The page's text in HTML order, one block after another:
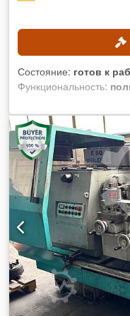
момент: 35 Нм
мм Ход по оси Z: 575
перемещения
оси Z: 30 м/мин
подачи Подача по
C: 1–2000 об/мин
управления: Mazatrol
КОМПЛЕКТАЦИЯ
Состояние: готов к
Функциональность:
модель контроллера:
максимальная
Минимальной цены нет
самой высокой
Ходы Ось X: 600 мм
–120 до +30 ° Ось C:
Шпиндель Диапазон
Ступени
шпинделя: 7/24,
подшипника шпинделя:
поверхности стола до
530 мм Расстояние от
шпинделя: 620 мм
мм Максимальный вес